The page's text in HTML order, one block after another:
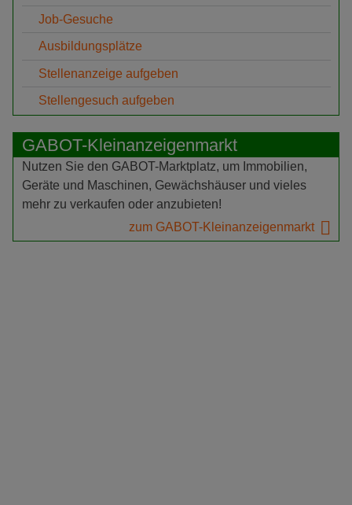
Job-Gesuche
Ausbildungsplätze
Stellenanzeige aufgeben
Stellengesuch aufgeben
GABOT-Kleinanzeigenmarkt
Nutzen Sie den GABOT-Marktplatz, um Immobilien,
Geräte und Maschinen, Gewächshäuser und vieles
mehr zu verkaufen oder anzubieten!
zum GABOT-Kleinanzeigenmarkt